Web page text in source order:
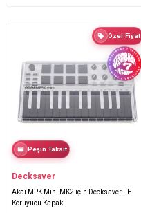
Özel Fiyat
Peşin Taksit
Decksaver
Akai MPK Mini MK2 için Decksaver LE
Koruyucu Kapak